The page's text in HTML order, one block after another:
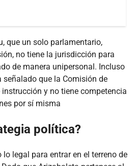
que un solo parlamentario,
no tiene la jurisdicción para
de manera unipersonal. Incluso
que la Comisión de
y no tiene competencia
por sí misma
política?
legal para entrar en el terreno de